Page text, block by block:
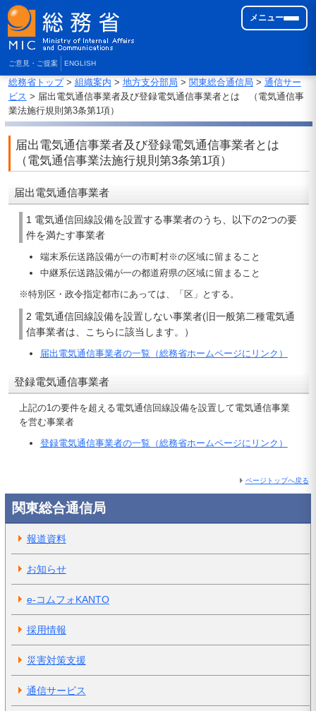
ご意見・ご提案 ENGLISH
メニュー
総務省トップ> 組織案内 > 地方支分部局 > 関東総合通信局 > 通信サー
ビス > 届出電気通信事業者及び登録電気通信事業者とは （電気通信事
業法施行規則第3条第1項）
届出電気通信事業者及び登録電気通信事業者とは
（電気通信事業法施行規則第3条第1項）
届出電気通信事業者
1 電気通信回線設備を設置する事業者のうち、以下の2つの要
件を満たす事業者
端末系伝送路設備が一の市町村※の区域に留まること
中継系伝送路設備が一の都道府県の区域に留まること
※特別区・政令指定都市にあっては、「区」とする。
2 電気通信回線設備を設置しない事業者(旧一般第二種電気通
信事業者は、こちらに該当します。）
届出電気通信事業者の一覧（総務省ホームページにリンク）
登録電気通信事業者
上記の1の要件を超える電気通信回線設備を設置して電気通信事業
を営む事業者
登録電気通信事業者の一覧（総務省ホームページにリンク）
ページトップへ戻る
関東総合通信局
報道資料
お知らせ
e-コムフォKANTO
採用情報
災害対策支援
通信サービス